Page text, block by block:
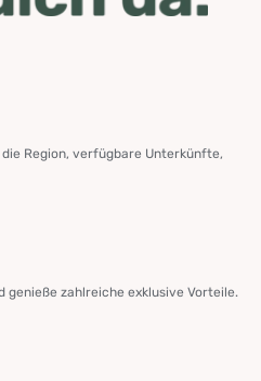
Region, verfügbare Unterkünfte,
genieße zahlreiche exklusive Vorteile.